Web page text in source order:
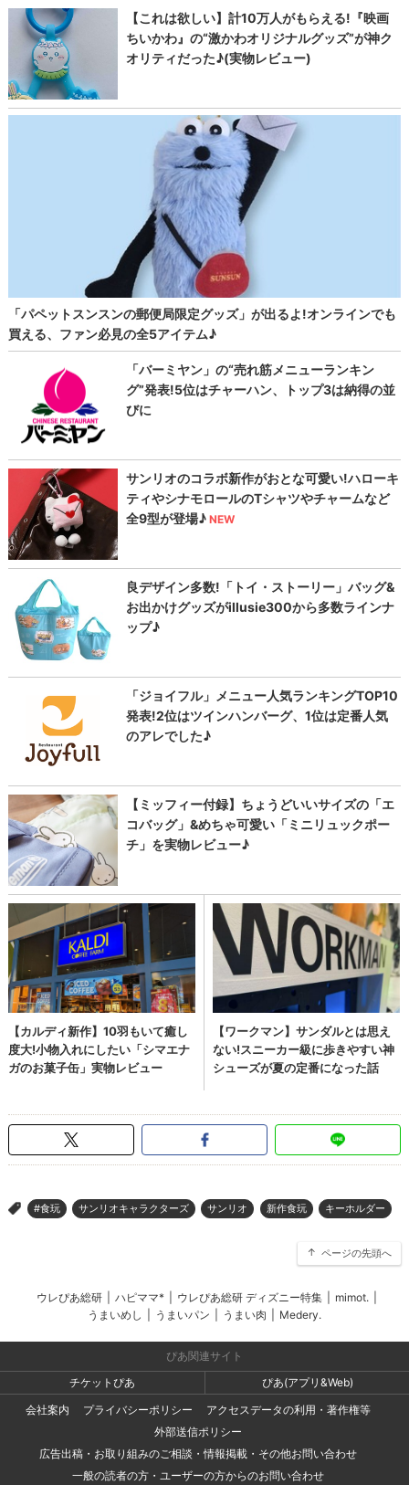
> #食玩 サンリオキャラクターズ サンリオ 新作食玩 キーホルダー
ページの先頭へ
ウレぴあ総研 ハピママ* ウレぴあ総研 ディズニー特集 mimot.
うまいめし
うまいパン うまい肉 Medery.
ぴあ関連サイト
チケットぴあ
ぴあ(アプリ&Web)
会社案内
プライバシーポリシー
アクセスデータの利用・著作権等
外部送信ポリシー
広告出稿・お取り組みのご相談・情報掲載・その他お問い合わせ
一般の読者の方・ユーザーの方からのお問い合わせ